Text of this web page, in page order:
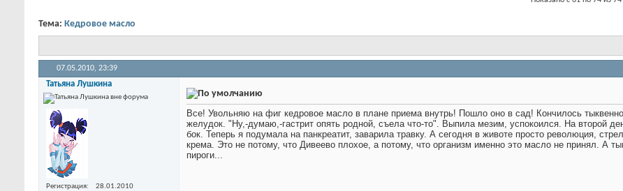
Тема: Кедровое масло
07.05.2010, 23:39
Татьяна Лушкина
Регистрация
28.01.2010
Все! Увольняю на фиг кедровое масло в плане приема внутрь! Пошло оно в сад! Кончилось
желудок. "Ну,-думаю,-гастрит опять родной, съела что-то". Выпила мезим, успокоился. На второй
бок. Теперь я подумала на панкреатит, заварила травку. А сегодня в животе просто революция,
крема. Это не потому, что Дивеево плохое, а потому, что организм именно это масло не принял. А
пироги...